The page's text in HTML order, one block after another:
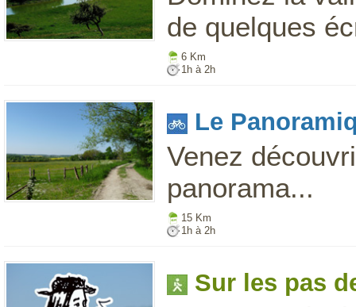
de quelques
6 Km
1h à 2h
Le
Venez
panorama...
15 Km
1h à 2h
Sur les pas